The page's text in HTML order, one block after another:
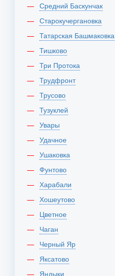
Средний Баскунчак
Старокучергановка
Татарская Башмаковка
Тишково
Три Протока
Трудфронт
Трусово
Тузуклей
Увары
Удачное
Ушаковка
Фунтово
Харабали
Хошеутово
Цветное
Чаган
Черный Яр
Яксатово
Яндыки